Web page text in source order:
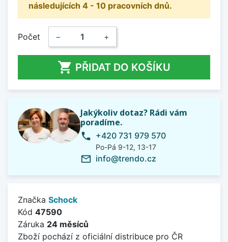
následujících 4 - 10 pracovních dnů.
Počet − +
 PŘIDAT DO KOŠÍKU
Jakýkoliv dotaz? Rádi vám
poradíme.
phone +420 731 979 570
Po-Pá 9-12, 13-17
mail_outline info@trendo.cz
Značka Schock
Kód 47590
Záruka 24 měsíců
Zboží pochází z oficiální distribuce pro ČR